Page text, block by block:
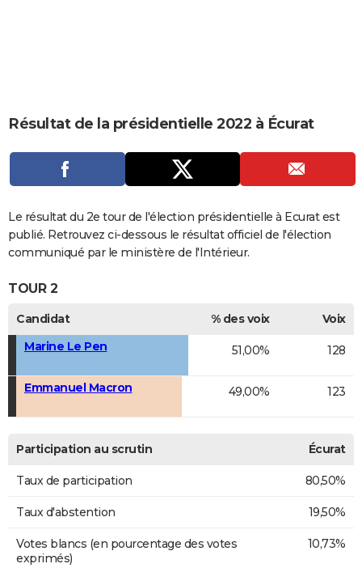
CARTE DE VOEUX
DICTIONNAIRE
Dictionnaire
Biographies
Expressions
Proverbes
PROGRAMME TV
COPAINS D'AVANT
Se connecter
Collèges
Universités
Entreprises
Service militaire
Avis de recherche
AVIS DE DÉCÈS
FORUM
Bricolage
Culture
Television
Voyage
Résultat de la présidentielle 2022 à Écurat
Le résultat du 2e tour de l'élection présidentielle à Ecurat est
publié. Retrouvez ci-dessous le résultat officiel de l'élection
communiqué par le ministère de l'Intérieur.
TOUR 2
Candidat % des voix
Voix
Marine Le Pen
51,00% 128
Emmanuel Macron 49,00% 123
Participation au scrutin Écurat
Taux de participation 80,50%
Taux d'abstention 19,50%
Votes blancs (en pourcentage des votes
exprimés)
10,73%